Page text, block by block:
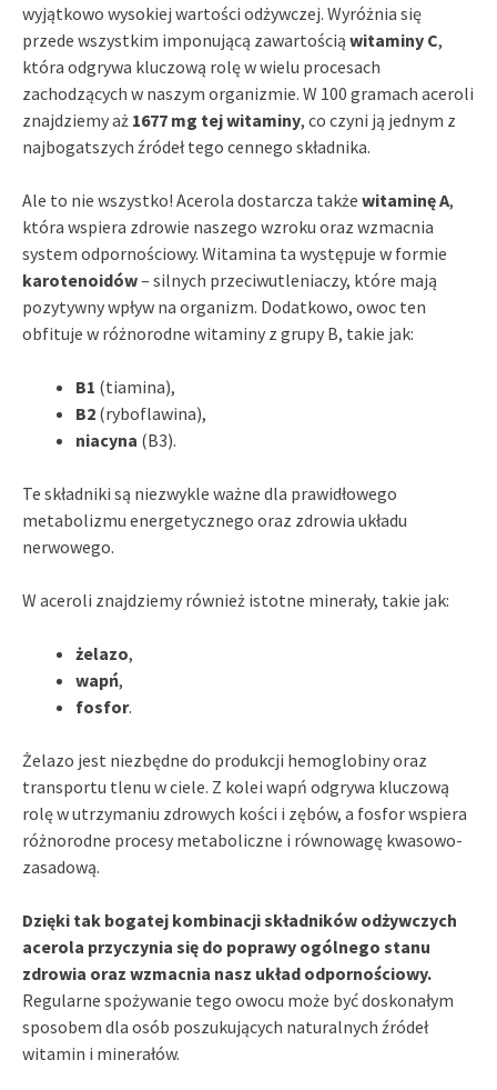
wyjątkowo wysokiej wartości odżywczej. Wyróżnia się
przede wszystkim imponującą zawartością witaminy C,
która odgrywa kluczową rolę w wielu procesach
zachodzących w naszym organizmie. W 100 gramach aceroli
znajdziemy aż 1677 mg tej witaminy, co czyni ją jednym z
najbogatszych źródeł tego cennego składnika.
Ale to nie wszystko! Acerola dostarcza także witaminę A,
która wspiera zdrowie naszego wzroku oraz wzmacnia
system odpornościowy. Witamina ta występuje w formie
karotenoidów– silnych przeciwutleniaczy, które mają
pozytywny wpływ na organizm. Dodatkowo, owoc ten
obfituje w różnorodne witaminy z grupy B, takie jak:
B1 (tiamina),
B2 (ryboflawina),
niacyna (B3).
Te składniki są niezwykle ważne dla prawidłowego
metabolizmu energetycznego oraz zdrowia układu
nerwowego.
W aceroli znajdziemy również istotne minerały, takie jak:
żelazo,
wapń,
fosfor.
Żelazo jest niezbędne do produkcji hemoglobiny oraz
transportu tlenu w ciele. Z kolei wapń odgrywa kluczową
rolę w utrzymaniu zdrowych kości i zębów, a fosfor wspiera
różnorodne procesy metaboliczne i równowagę kwasowo-
zasadową.
Dzięki tak bogatej kombinacji składników odżywczych
acerola przyczynia się do poprawy ogólnego stanu
zdrowia oraz wzmacnia nasz układ odpornościowy.
Regularne spożywanie tego owocu może być doskonałym
sposobem dla osób poszukujących naturalnych źródeł
witamin i minerałów.